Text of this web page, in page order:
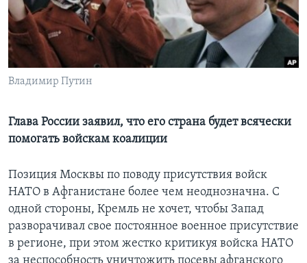
Learning English
СОЦИАЛЬНЫЕ СЕТИ
Языки
Владимир Путин
Глава России заявил, что его страна будет всячески
помогать войскам коалиции
Позиция Москвы по поводу присутствия войск
НАТО в Афганистане более чем неоднозначна. С
одной стороны, Кремль не хочет, чтобы Запад
разворачивал свое постоянное военное присутствие
в регионе, при этом жестко критикуя войска НАТО